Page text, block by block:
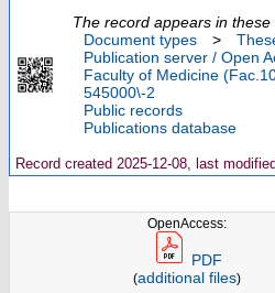
The record appears in these
Document types
>
Publication server / Open
Faculty of Medicine
545000\-2
Public records
Publications database
Record created 2025-12-08, last
OpenAccess:
PDF
(additional files)